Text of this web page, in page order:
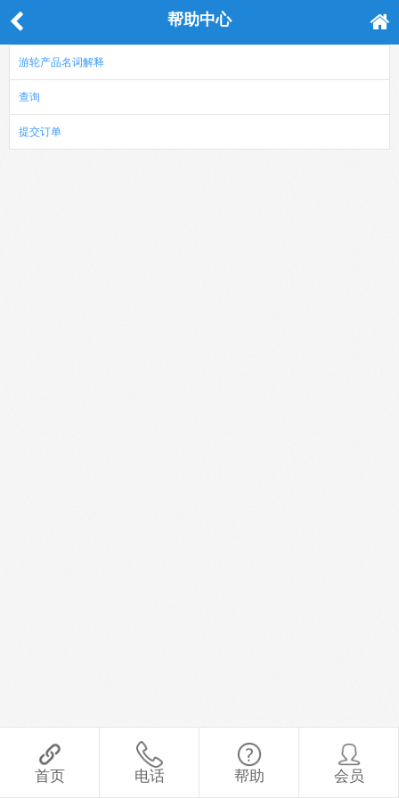
帮助中心
游轮产品名词解释
查询
提交订单
首页 电话 帮助 会员